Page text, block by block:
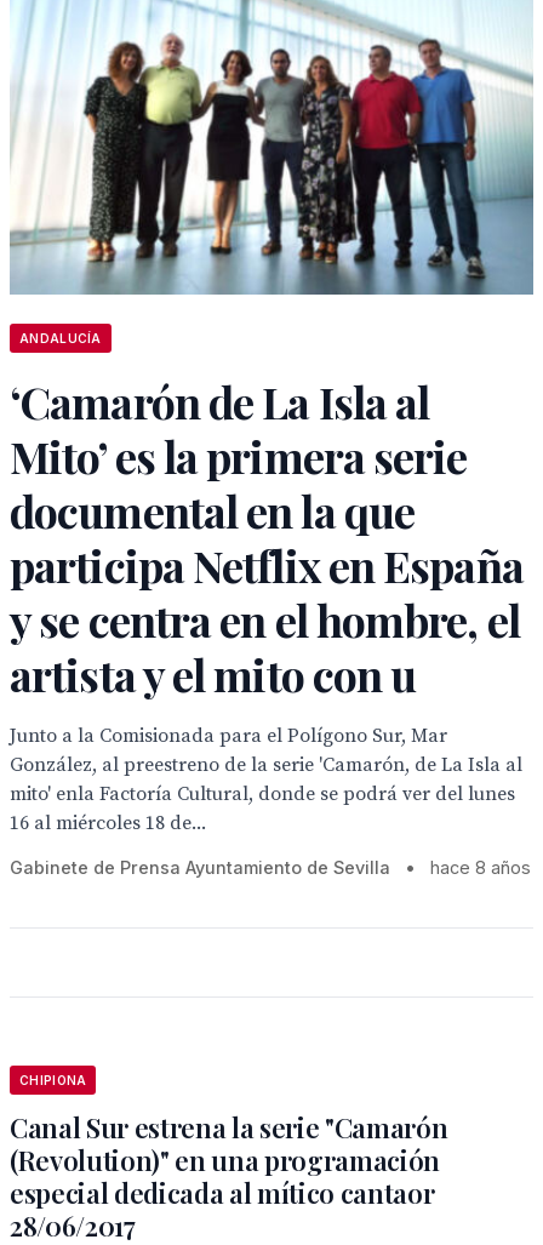
ANDALUCÍA
‘Camarón de La Isla al
Mito’ es la primera serie
documental en la que
participa Netflix en España
y se centra en el hombre, el
artista y el mito con u
Junto a la Comisionada para el Polígono Sur, Mar
González, al preestreno de la serie 'Camarón, de La Isla al
mito' enla Factoría Cultural, donde se podrá ver del lunes
16 al miércoles 18 de...
Gabinete de Prensa Ayuntamiento de Sevilla • hace 8 años
CHIPIONA
Canal Sur estrena la serie "Camarón
(Revolution)" en una programación
especial dedicada al mítico cantaor
28/06/2017